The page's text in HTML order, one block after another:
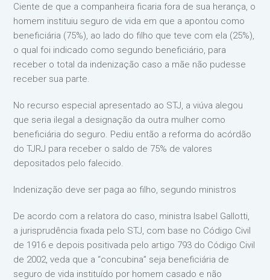
Ciente de que a companheira ficaria fora de sua herança, o
homem instituiu seguro de vida em que a apontou como
beneficiária (75%), ao lado do filho que teve com ela (25%),
o qual foi indicado como segundo beneficiário, para
receber o total da indenização caso a mãe não pudesse
receber sua parte.
No recurso especial apresentado ao STJ, a viúva alegou
que seria ilegal a designação da outra mulher como
beneficiária do seguro. Pediu então a reforma do acórdão
do TJRJ para receber o saldo de 75% de valores
depositados pelo falecido.
Indenização deve ser paga ao filho, segundo ministros
De acordo com a relatora do caso, ministra Isabel Gallotti,
a jurisprudência fixada pelo STJ, com base no Código Civil
de 1916 e depois positivada pelo artigo 793 do Código Civil
de 2002, veda que a “concubina” seja beneficiária de
seguro de vida instituído por homem casado e não